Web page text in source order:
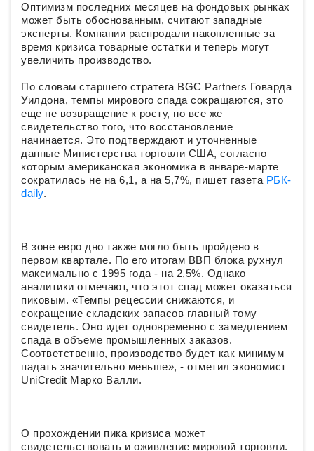
Оптимизм последних месяцев на фондовых рынках
может быть обоснованным, считают западные
эксперты. Компании распродали накопленные за
время кризиса товарные остатки и теперь могут
увеличить производство.
По словам старшего стратега BGC Partners Говарда
Уилдона, темпы мирового спада сокращаются, это
еще не возвращение к росту, но все же
свидетельство того, что восстановление
начинается. Это подтверждают и уточненные
данные Министерства торговли США, согласно
которым американская экономика в январе-марте
сократилась не на 6,1, а на 5,7%, пишет газета РБК-
daily.
В зоне евро дно также могло быть пройдено в
первом квартале. По его итогам ВВП блока рухнул
максимально с 1995 года - на 2,5%. Однако
аналитики отмечают, что этот спад может оказаться
пиковым. «Темпы рецессии снижаются, и
сокращение складских запасов главный тому
свидетель. Оно идет одновременно с замедлением
спада в объеме промышленных заказов.
Соответственно, производство будет как минимум
падать значительно меньше», - отметил экономист
UniСredit Марко Валли.
О прохождении пика кризиса может
свидетельствовать и оживление мировой торговли.